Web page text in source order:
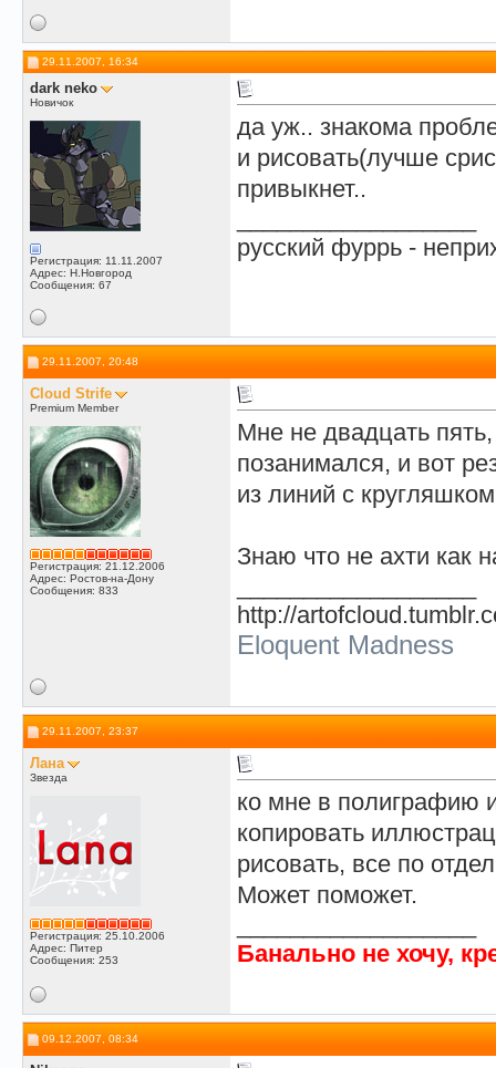
29.11.2007, 16:34
dark neko
Новичок
Регистрация: 11.11.2007
Адрес: Н.Новгород
Сообщения: 67
да уж.. знакома
и рисовать(лучше
привыкнет..
русский фуррь -
29.11.2007, 20:48
Cloud Strife
Premium Member
Регистрация: 21.12.2006
Адрес: Ростов-на-Дону
Сообщения: 833
Мне не двадцать
позанимался, и вот
из линий с
Знаю что не ахти как
http://
Eloquent Madness
29.11.2007, 23:37
Лана
Звезда
Регистрация: 25.10.2006
Адрес: Питер
Сообщения: 253
ко мне в полиграфию
копировать
рисовать, все по
Может поможет.
Банально не хочу,
09.12.2007, 08:34